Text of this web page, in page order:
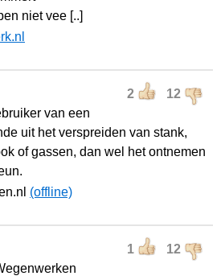
niet vee [..]
2 12
van een
uit het verspreiden van stank,
of gassen, dan wel het ontnemen
(offline)
1 12